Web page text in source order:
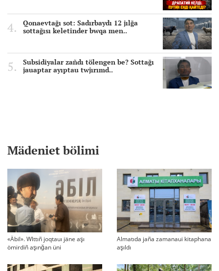
Qonaevtağı sot: Sadırbaydı 12 jılğa
sottağısı keletinder bwqa men..
Subsidiyalar zañdı tölengen be? Sottağı
jauaptar ayıptau twjırımd..
Mädeniet bölimi
«Äbil». Wlttıñ joqtauı jäne aşı
ömirdiñ aşınğan üni
Almatıda jaña zamanaui kitaphana
aşıldı